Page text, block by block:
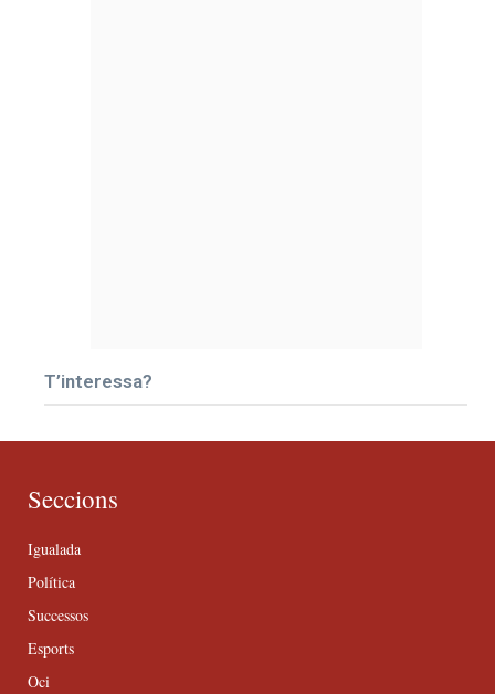
T’interessa?
Seccions
Igualada
Política
Successos
Esports
Oci